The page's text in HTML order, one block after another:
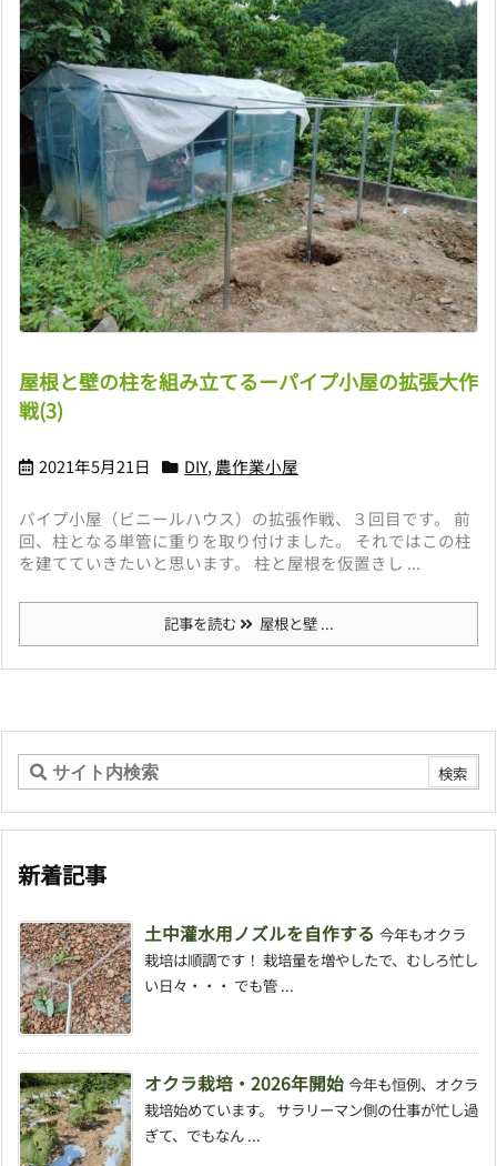
屋根と壁の柱を組み立てるーパイプ小屋の拡張大作
戦(3)
2021年5月21日 DIY, 農作業小屋
パイプ小屋（ビニールハウス）の拡張作戦、３回目です。 前
回、柱となる単管に重りを取り付けました。 それではこの柱
を建てていきたいと思います。 柱と屋根を仮置きし ...
記事を読む 屋根と壁 ...
新着記事
土中灌水用ノズルを自作する 今年もオクラ
栽培は順調です！ 栽培量を増やしたで、むしろ忙し
い日々・・・ でも管 ...
オクラ栽培・2026年開始 今年も恒例、オクラ
栽培始めています。 サラリーマン側の仕事が忙し過
ぎて、でもなん ...